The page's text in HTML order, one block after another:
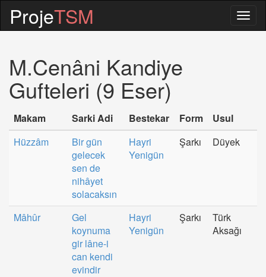
ProjeTSM
M.Cenâni Kandiye
Gufteleri (9 Eser)
Makam Sarki Adi Bestekar Form
Usul
Hüzzâm
Bir gün
gelecek
sen de
nihâyet
solacaksın
Hayri
Yenigün
Şarkı Düyek
Mâhûr
Gel
koynuma
gir lâne-i
can kendi
evindir
Hayri
Yenigün
Şarkı
Türk
Aksağı